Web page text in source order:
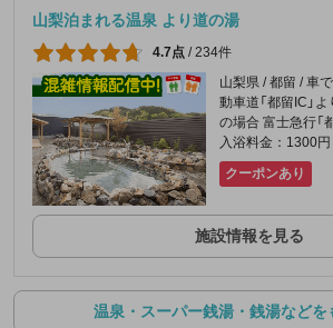
山梨泊まれる温泉 より道の湯
4.7点 /234件
山梨県 / 都留 / 車
動車道「都留IC」
の場合 富士急行「
入浴料金：1300円
クーポンあり
施設情報を見る
温泉・スーパー銭湯・銭湯などを